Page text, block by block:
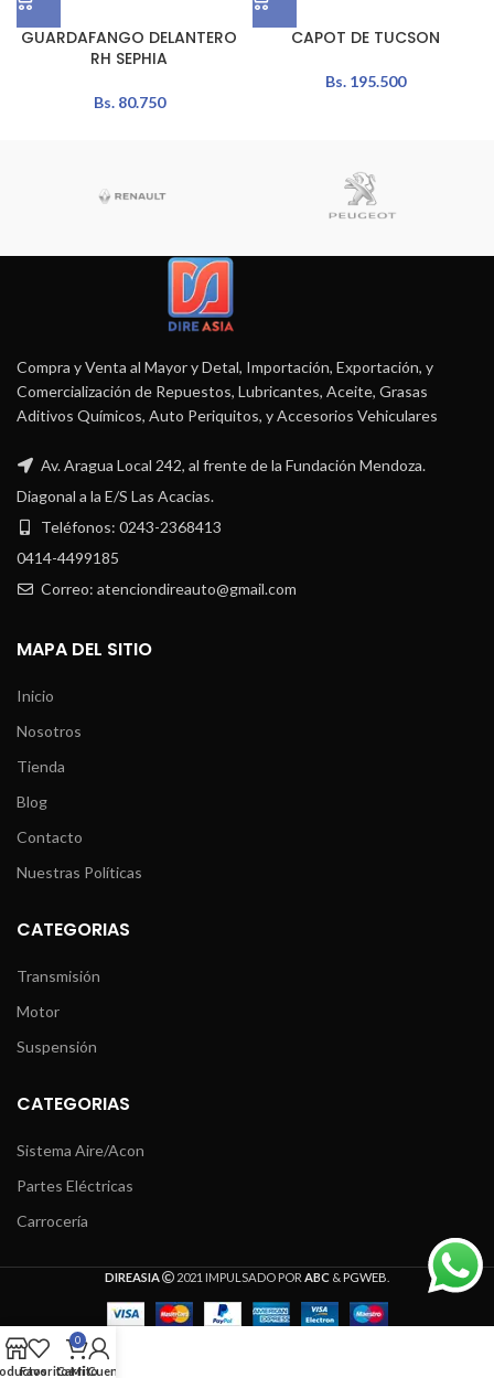
GUARDAFANGO DELANTERO
RH SEPHIA
Bs.80.750
CAPOT DE TUCSON
Bs.195.500
Compra y Venta al Mayor y Detal, Importación, Exportación, y
Comercialización de Repuestos, Lubricantes, Aceite, Grasas
Aditivos Químicos, Auto Periquitos, y Accesorios Vehiculares
Av. Aragua Local 242, al frente de la Fundación Mendoza.
Diagonal a la E/S Las Acacias.
Teléfonos: 0243-2368413
0414-4499185
Correo: atenciondireauto@gmail.com
MAPA DEL SITIO
Inicio
Nosotros
Tienda
Blog
Contacto
Nuestras Políticas
CATEGORIAS
Transmisión
Motor
Suspensión
CATEGORIAS
Sistema Aire/Acon
Partes Eléctricas
Carrocería
DIREASIA 2021 IMPULSADO POR ABC &PGWEB
Favoritos
0
Carrito
Mi Cuenta